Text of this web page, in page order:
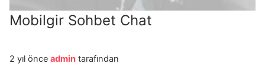
Mobilgir Sohbet Chat
2 yıl önce admin tarafından